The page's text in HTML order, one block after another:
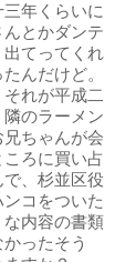
三年くらいに
とかダンテ
てってくれ
んだけど。
れが平成二
のラーメン
ちゃんが会
ろに買い占
、杉並区役
コをついた
内容の書類
ったそう